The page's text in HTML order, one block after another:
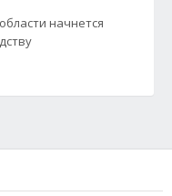
начнется